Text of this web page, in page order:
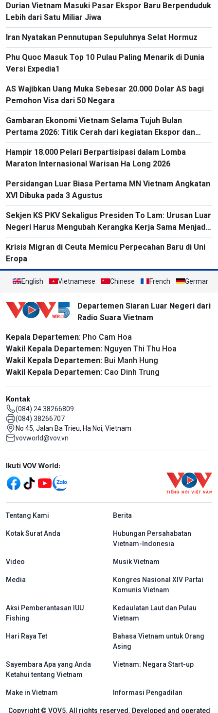
Durian Vietnam Masuki Pasar Ekspor Baru Berpenduduk
Lebih dari Satu Miliar Jiwa
Iran Nyatakan Pennutupan Sepuluhnya Selat Hormuz
Phu Quoc Masuk Top 10 Pulau Paling Menarik di Dunia
Versi Expedia1
AS Wajibkan Uang Muka Sebesar 20.000 Dolar AS bagi
Pemohon Visa dari 50 Negara
Gambaran Ekonomi Vietnam Selama Tujuh Bulan
Pertama 2026: Titik Cerah dari kegiatan Ekspor dan
Impor
Hampir 18.000 Pelari Berpartisipasi dalam Lomba
Maraton Internasional Warisan Ha Long 2026
Persidangan Luar Biasa Pertama MN Vietnam Angkatan
XVI Dibuka pada 3 Agustus
Sekjen KS PKV Sekaligus Presiden To Lam: Urusan Luar
Negeri Harus Mengubah Kerangka Kerja Sama Menjadi
Proyek-Proyek Konkret dan Menganggap Efektivitas
yang Substansial sebagai Tolok Ukur
Krisis Migran di Ceuta Memicu Perpecahan Baru di Uni
Eropa
English Vietnamese Chinese French German
Departemen Siaran Luar Negeri dari
Radio Suara Vietnam
Kepala Departemen: Pho Cam Hoa
Wakil Kepala Departemen: Nguyen Thi Thu Hoa
Wakil Kepala Departemen: Bui Manh Hung
Wakil Kepala Departemen: Cao Dinh Trung
Kontak
(084) 24 38266809
(084) 38266707
No 45, Jalan Ba Trieu, Ha Noi, Vietnam
vovworld@vov.vn
Mạng xã hội
Ikuti VOV World:
menu footer tiếng Indo
Tentang Kami Berita
Kotak Surat Anda
Hubungan Persahabatan
Vietnam-Indonesia
Video Musik Vietnam
Media
Kongres Nasional XIV Partai
Komunis Vietnam
Aksi Pemberantasan IUU
Fishing
Kedaulatan Laut dan Pulau
Vietnam
Hari Raya Tet
Bahasa Vietnam untuk Orang
Asing
Sayembara Apa yang Anda
Ketahui tentang Vietnam
Vietnam: Negara Start-up
Make in Vietnam Informasi Pengadilan
Copyright © VOV5. All rights reserved. Developed and operated